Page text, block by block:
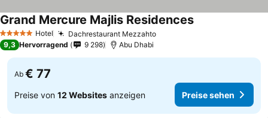
5 Sterne Hotel Dachrestaurant Mezzahto
Grand Mercure Majlis Residences
9,3 Hervorragend 9 298 Abu Dhabi
Ab € 77
Preise von 12 Websites anzeigen Preise sehen